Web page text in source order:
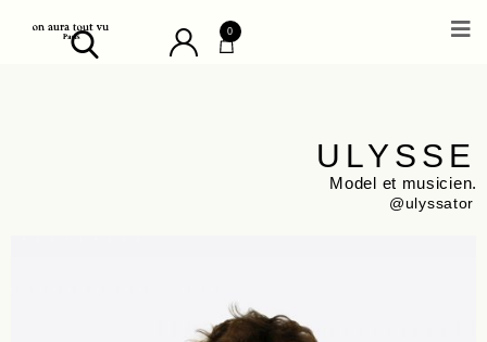
0
ULYSSE
Model et musicien.
@ulyssator